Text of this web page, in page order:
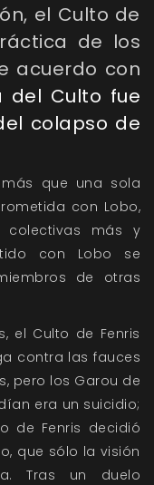
el Culto de
de los
acuerdo con
del Culto fue
colapso de
que una sola
con Lobo,
colectivas más y
con Lobo se
de otras
el Culto de Fenris
contra las fauces
pero los Garou de
era un suicidio;
de Fenris decidió
que sólo la visión
Tras un duelo